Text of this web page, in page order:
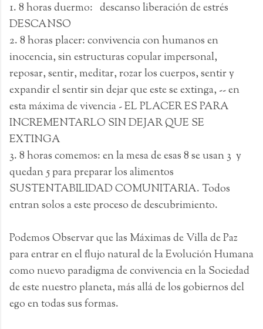
1. 8 horas duermo: descanso liberación de estrés
DESCANSO
2. 8 horas placer: convivencia con humanos en
inocencia, sin estructuras copular impersonal,
reposar, sentir, meditar, rozar los cuerpos, sentir y
expandir el sentir sin dejar que este se extinga, -- en
esta máxima de vivencia - EL PLACER ES PARA
INCREMENTARLO SIN DEJAR QUE SE
EXTINGA
3. 8 horas comemos: en la mesa de esas 8 se usan 3 y
quedan 5 para preparar los alimentos
SUSTENTABILIDAD COMUNITARIA. Todos
entran solos a este proceso de descubrimiento.
Podemos Observar que las Máximas de Villa de Paz
para entrar en el flujo natural de la Evolución Humana
como nuevo paradigma de convivencia en la Sociedad
de este nuestro planeta, más allá de los gobiernos del
ego en todas sus formas.